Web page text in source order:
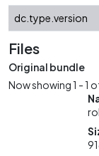
dc.type.version
Files
Original bundle
Now showing1 - 1